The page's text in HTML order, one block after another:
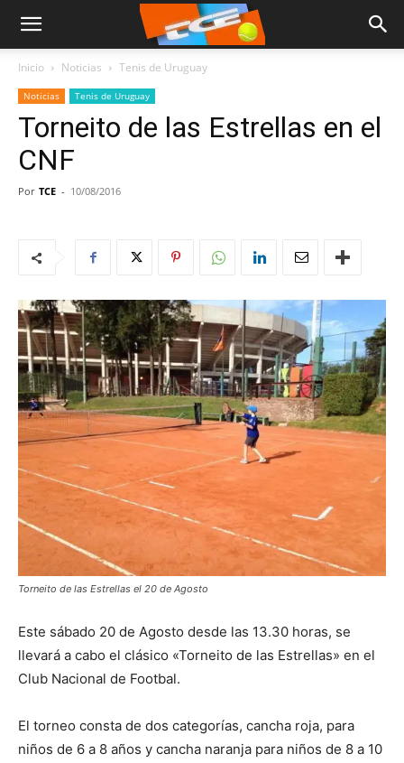
Inicio Noticias Tenis de Uruguay
Noticias Tenis de Uruguay
Torneito de las Estrellas en el
CNF
Por TCE - 10/08/2016
Torneito de las Estrellas el 20 de Agosto
Este sábado 20 de Agosto desde las 13.30 horas, se
llevará a cabo el clásico «Torneito de las Estrellas» en el
Club Nacional de Footbal.
El torneo consta de dos categorías, cancha roja, para
niños de 6 a 8 años y cancha naranja para niños de 8 a 10